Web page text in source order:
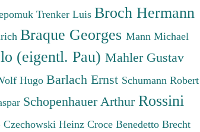
Trenker Luis Broch Hermann
Braque Georges Mann Michael
(eigentl. Pau) Mahler Gustav
Hugo Barlach Ernst Schumann Robert
Schopenhauer Arthur Rossini
Czechowski Heinz Croce Benedetto Brecht